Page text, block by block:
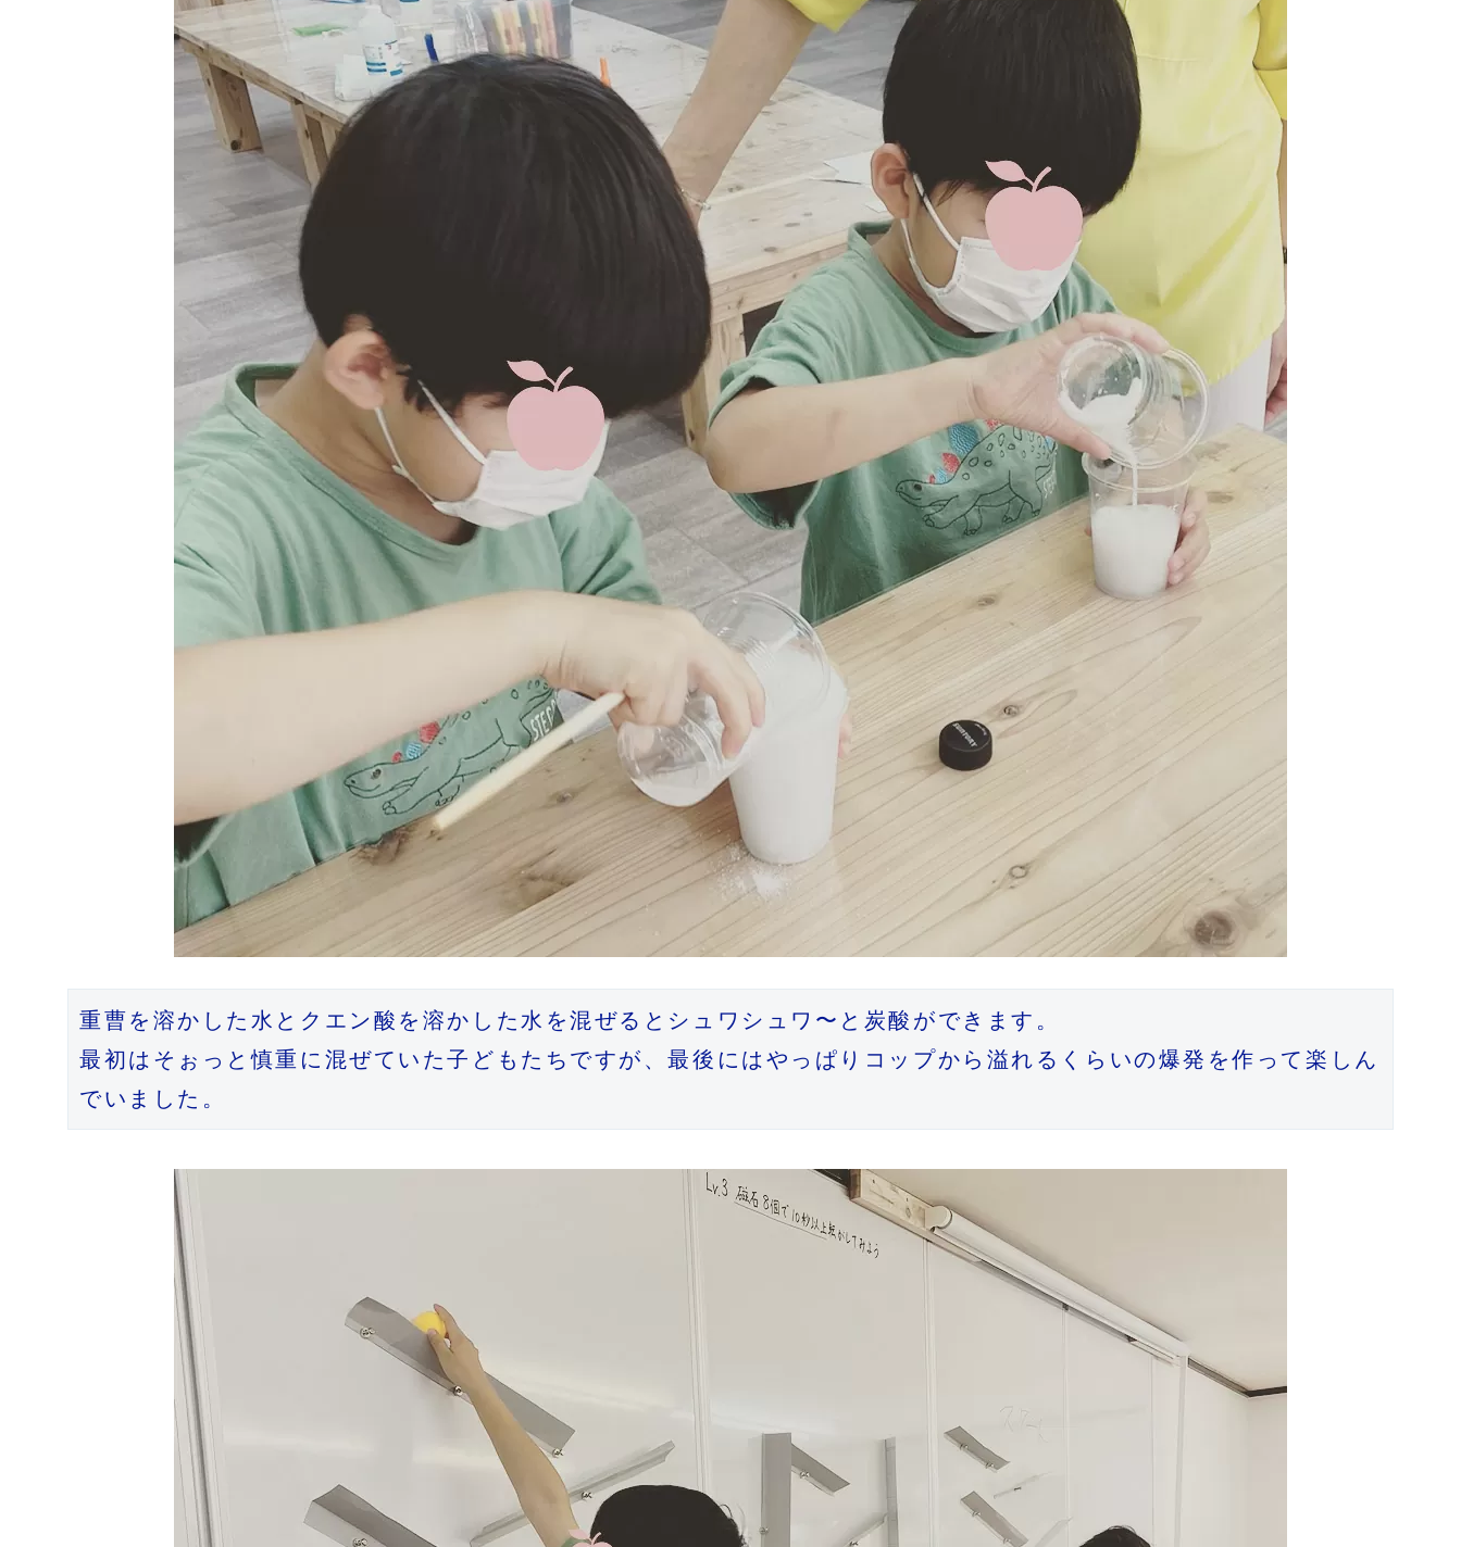
重曹を溶かした水とクエン酸を溶かした水を混ぜるとシュワシュワ〜と炭酸ができます。
最初はそぉっと慎重に混ぜていた子どもたちですが、最後にはやっぱりコップから溢れるくらいの爆発を作って楽しん
でいました。